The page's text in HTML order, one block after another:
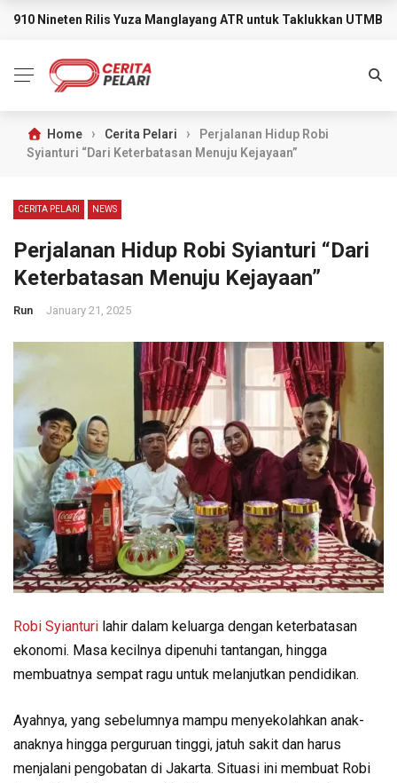
BREAKING NEWS
910 Nineten Rilis Yuza Manglayang ATR untuk Taklukkan UTMB
Home › Cerita Pelari ›
Perjalanan Hidup Robi
Syianturi “Dari Keterbatasan Menuju Kejayaan”
CERITA PELARI NEWS
Perjalanan Hidup Robi Syianturi “Dari
Keterbatasan Menuju Kejayaan”
Run January 21, 2025
Robi Syianturi lahir dalam keluarga dengan keterbatasan
ekonomi. Masa kecilnya dipenuhi tantangan, hingga
membuatnya sempat ragu untuk melanjutkan pendidikan.
Ayahnya, yang sebelumnya mampu menyekolahkan anak-
anaknya hingga perguruan tinggi, jatuh sakit dan harus
menjalani pengobatan di Jakarta. Situasi ini membuat Robi